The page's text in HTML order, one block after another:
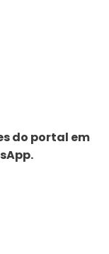
do portal em